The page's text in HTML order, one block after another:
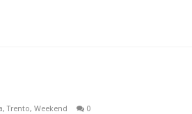
,Trento, Weekend 0